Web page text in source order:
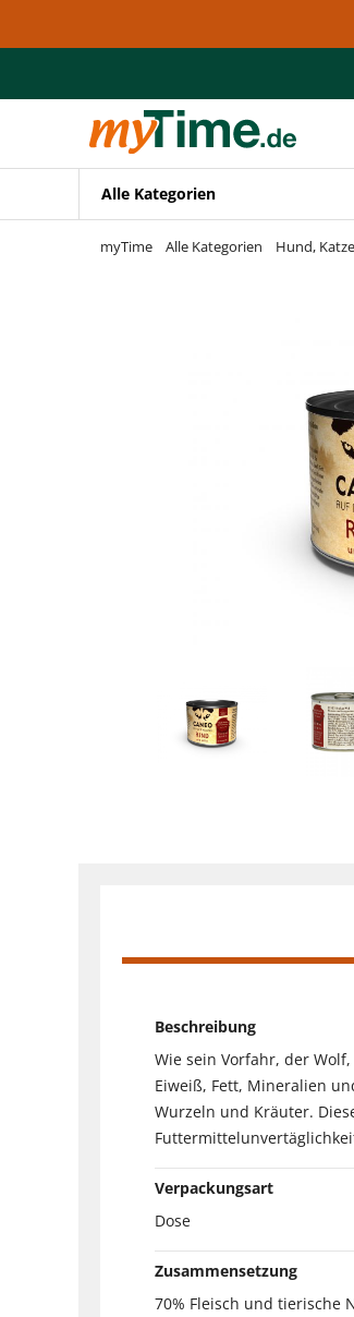
Zur Navigation springen
Alle Kategorien
myTime Alle Kategorien Hund,
Beschreibung
Wie sein Vorfahr, der
Eiweiß, Fett, Mineralien
Wurzeln und Kräuter.
Verpackungsart
Dose
Zusammensetzung
70% Fleisch und tierische